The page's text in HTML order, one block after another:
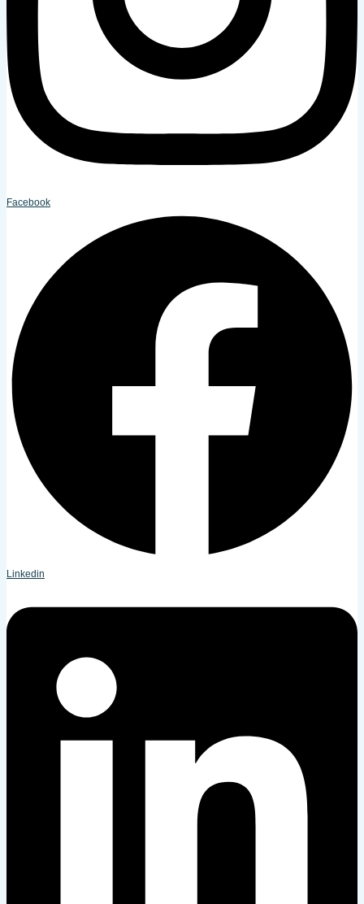
Facebook
Linkedin